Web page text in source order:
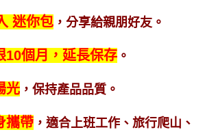
迷你包 ，分享給親朋好友。
10個月，延長保存 。
光 ，保持產品品質。
攜帶 ，適合上班工作、旅行爬山、